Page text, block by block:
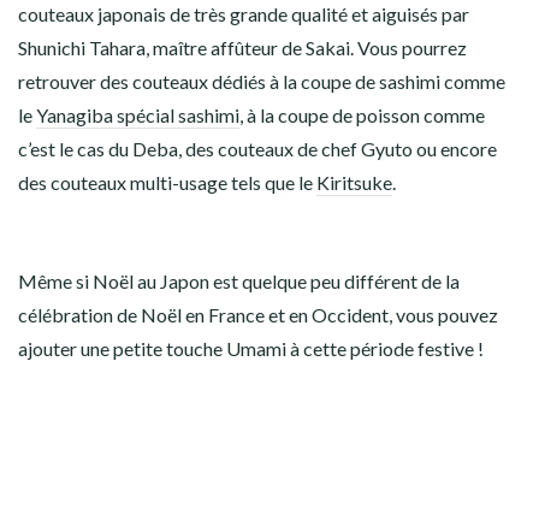
couteaux japonais de très grande qualité et aiguisés par
Shunichi Tahara, maître affûteur de Sakai. Vous pourrez
retrouver des couteaux dédiés à la coupe de sashimi comme
leYanagiba spécial sashimi, à la coupe de poisson comme
c’est le cas du Deba, des couteaux de chefGyuto ou encore
des couteaux multi-usage tels que le Kiritsuke.
Même si Noël au Japon est quelque peu différent de la
célébration de Noël en France et en Occident, vous pouvez
ajouter une petite touche Umami à cette période festive !